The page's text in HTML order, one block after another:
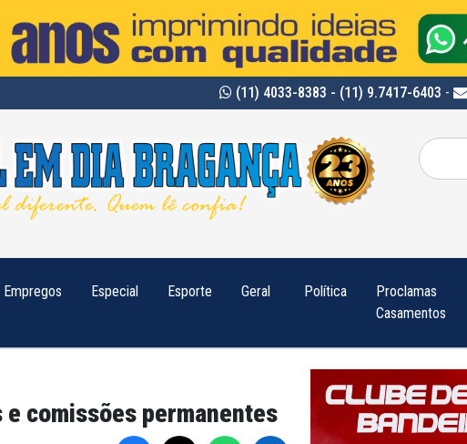
(11) 4033-8383 - (11) 9.7417-6403 -
Pesquisar
por:
Empregos Especial Esporte Geral Política
Proclamas
Casamentos
comissões permanentes